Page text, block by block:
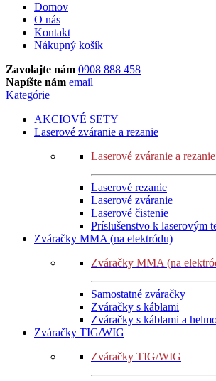
Domov
O nás
Kontakt
Nákupný košík
Zavolajte nám 0908 888 458
Napíšte nám email
Kategórie
AKCIOVÉ SETY
Laserové zváranie a rezanie
Laserové zváranie a rezanie
Laserové rezanie
Laserové zváranie
Laserové čistenie
Príslušenstvo k laserovým
Zváračky MMA (na elektródu)
Zváračky MMA (na
Samostatné zváračky
Zváračky s káblami
Zváračky s káblami a
Zváračky TIG/WIG
Zváračky TIG/WIG